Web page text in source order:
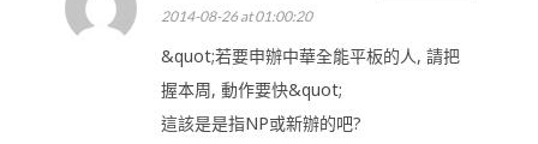
2014-08-26 at 01:00:20
&quot;若要申辦中華全能平板的人, 請把
握本周, 動作要快&quot;
這該是是指NP或新辦的吧?